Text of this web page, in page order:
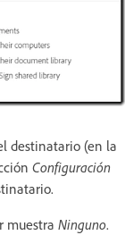
destinatario (en la
Configuración
muestra Ninguno.